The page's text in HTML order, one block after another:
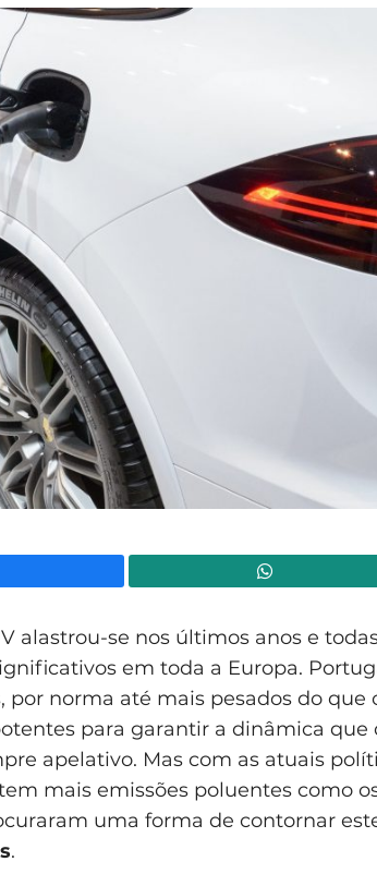
alastrou-se nos últimos anos e
em toda a Europa.
por norma até mais pesados do que
para garantir a dinâmica
apelativo. Mas com as atuais
mais emissões poluentes como
uma forma de contornar
.